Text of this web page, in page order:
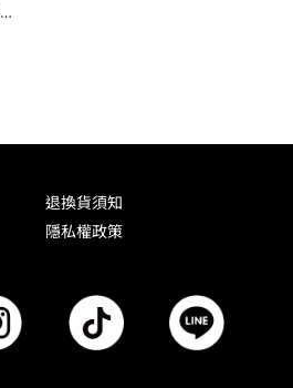
退換貨須知
隱私權政策